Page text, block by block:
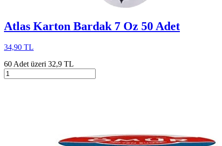
Atlas Karton Bardak 7 Oz 50 Adet
34,90 TL
60 Adet üzeri 32,9 TL